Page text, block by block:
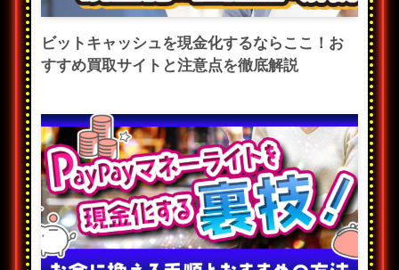
ビットキャッシュを現金化するならここ！お
すすめ買取サイトと注意点を徹底解説